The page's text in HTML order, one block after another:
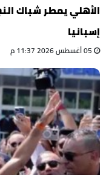
الأهلي يمطر شباك
إسبانيا